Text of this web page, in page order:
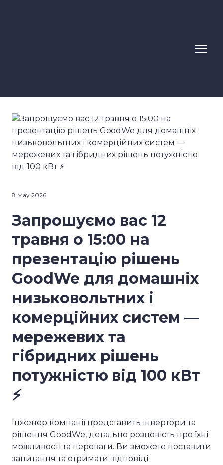
8 May 2026
Запрошуємо вас 12
травня о 15:00 на
презентацію рішень
GoodWe для домашніх
низьковольтних і
комерційних систем —
мережевих та
гібридних рішень
потужністю від 100 кВт
⚡️
Інженер компанії представить інвертори та
рішення GoodWe, детально розповість про їхні
можливості та переваги. Ви зможете поставити
запитання та отримати відповіді